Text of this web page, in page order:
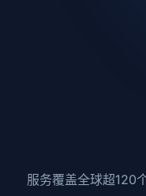
服务覆盖全球超120